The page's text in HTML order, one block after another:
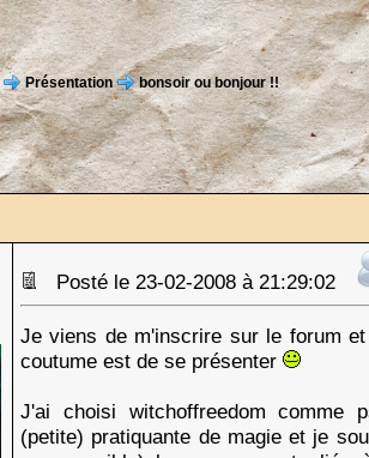
Présentation bonsoir ou bonjour !!
Posté le 23-02-2008 à 21:29:02
Je viens de m'inscrire sur le forum
coutume est de se présenter
J'ai choisi witchoffreedom comme
(petite) pratiquante de magie et je